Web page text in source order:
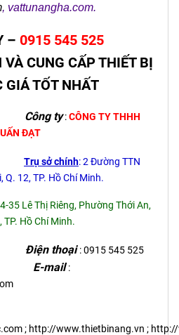
, vattunangha.com.
– 0915 545 525
CUNG CẤP THIẾT BỊ
GIÁ TỐT NHẤT
Công ty:CÔNG TY THHH
ĐẠT
Trụ sở chính: 2 Đường TTN
Q. 12, TP. Hồ Chí Minh.
35 Lê Thị Riêng, Phường Thới An,
TP. Hồ Chí Minh.
Điện thoại : 0915 545 525
E-mail:
; http://www.thietbinang.vn ;